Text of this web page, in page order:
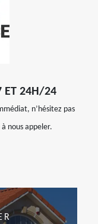
ET 24H/24
n’hésitez pas
nous appeler.